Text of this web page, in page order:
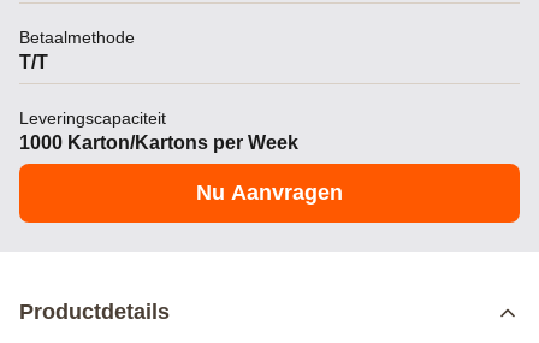
Betaalmethode
T/T
Leveringscapaciteit
1000 Karton/Kartons per Week
Nu Aanvragen
Productdetails